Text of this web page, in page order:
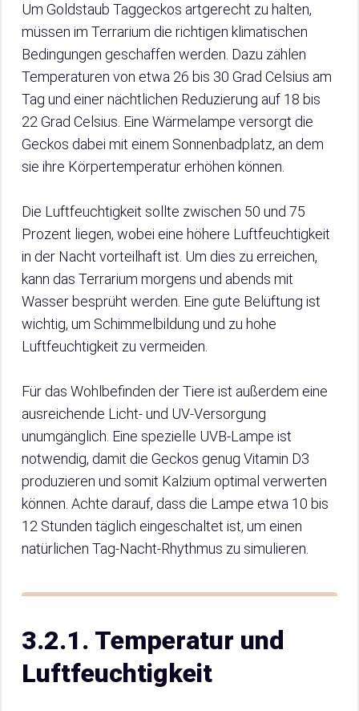
Um Goldstaub Taggeckos artgerecht zu halten,
müssen im Terrarium die richtigen klimatischen
Bedingungen geschaffen werden. Dazu zählen
Temperaturen von etwa 26 bis 30 Grad Celsius am
Tag und einer nächtlichen Reduzierung auf 18 bis
22 Grad Celsius. Eine Wärmelampe versorgt die
Geckos dabei mit einem Sonnenbadplatz, an dem
sie ihre Körpertemperatur erhöhen können.
Die Luftfeuchtigkeit sollte zwischen 50 und 75
Prozent liegen, wobei eine höhere Luftfeuchtigkeit
in der Nacht vorteilhaft ist. Um dies zu erreichen,
kann das Terrarium morgens und abends mit
Wasser besprüht werden. Eine gute Belüftung ist
wichtig, um Schimmelbildung und zu hohe
Luftfeuchtigkeit zu vermeiden.
Für das Wohlbefinden der Tiere ist außerdem eine
ausreichende Licht- und UV-Versorgung
unumgänglich. Eine spezielle UVB-Lampe ist
notwendig, damit die Geckos genug Vitamin D3
produzieren und somit Kalzium optimal verwerten
können. Achte darauf, dass die Lampe etwa 10 bis
12 Stunden täglich eingeschaltet ist, um einen
natürlichen Tag-Nacht-Rhythmus zu simulieren.
3.2.1. Temperatur und
Luftfeuchtigkeit